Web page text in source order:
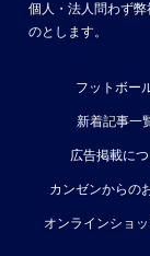
個人・法人問わず
のとします。
フットボー
新着記事一
広告掲載に
カンゼンからの
オンラインショ